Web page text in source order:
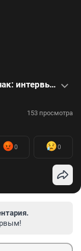
Сделала «звезду» из Ксении Собчак: интервью со стилистом, которая создает необычные прически
153 просмотра
0 0